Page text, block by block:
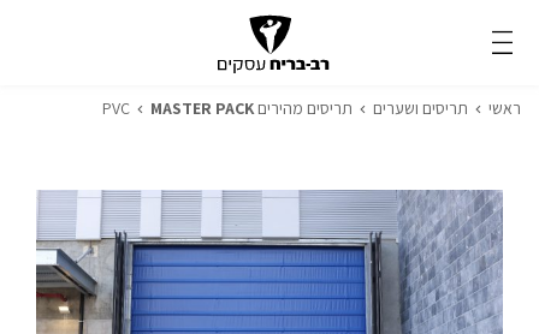
ראשי תריסים ושערים תריסים מהירים PVCMASTER PACK